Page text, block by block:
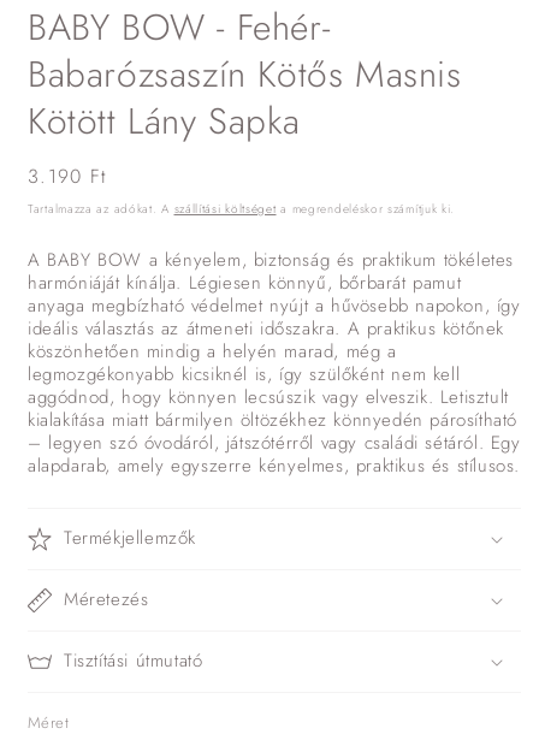
megnyitása
a
modális
párbeszédpanelen
BABY BOW - Fehér-
Babarózsaszín Kötős Masnis
Kötött Lány Sapka
Normál
ár
3.190 Ft
Tartalmazza az adókat. A szállítási költséget a megrendeléskor számítjuk ki.
A BABY BOW a kényelem, biztonság és praktikum tökéletes
harmóniáját kínálja. Légiesen könnyű, bőrbarát pamut
anyaga megbízható védelmet nyújt a hűvösebb napokon, így
ideális választás az átmeneti időszakra. A praktikus kötőnek
köszönhetően mindig a helyén marad, még a
legmozgékonyabb kicsiknél is, így szülőként nem kell
aggódnod, hogy könnyen lecsúszik vagy elveszik. Letisztult
kialakítása miatt bármilyen öltözékhez könnyedén párosítható
– legyen szó óvodáról, játszótérről vagy családi sétáról. Egy
alapdarab, amely egyszerre kényelmes, praktikus és stílusos.
Termékjellemzők
Méretezés
Tisztítási útmutató
Méret